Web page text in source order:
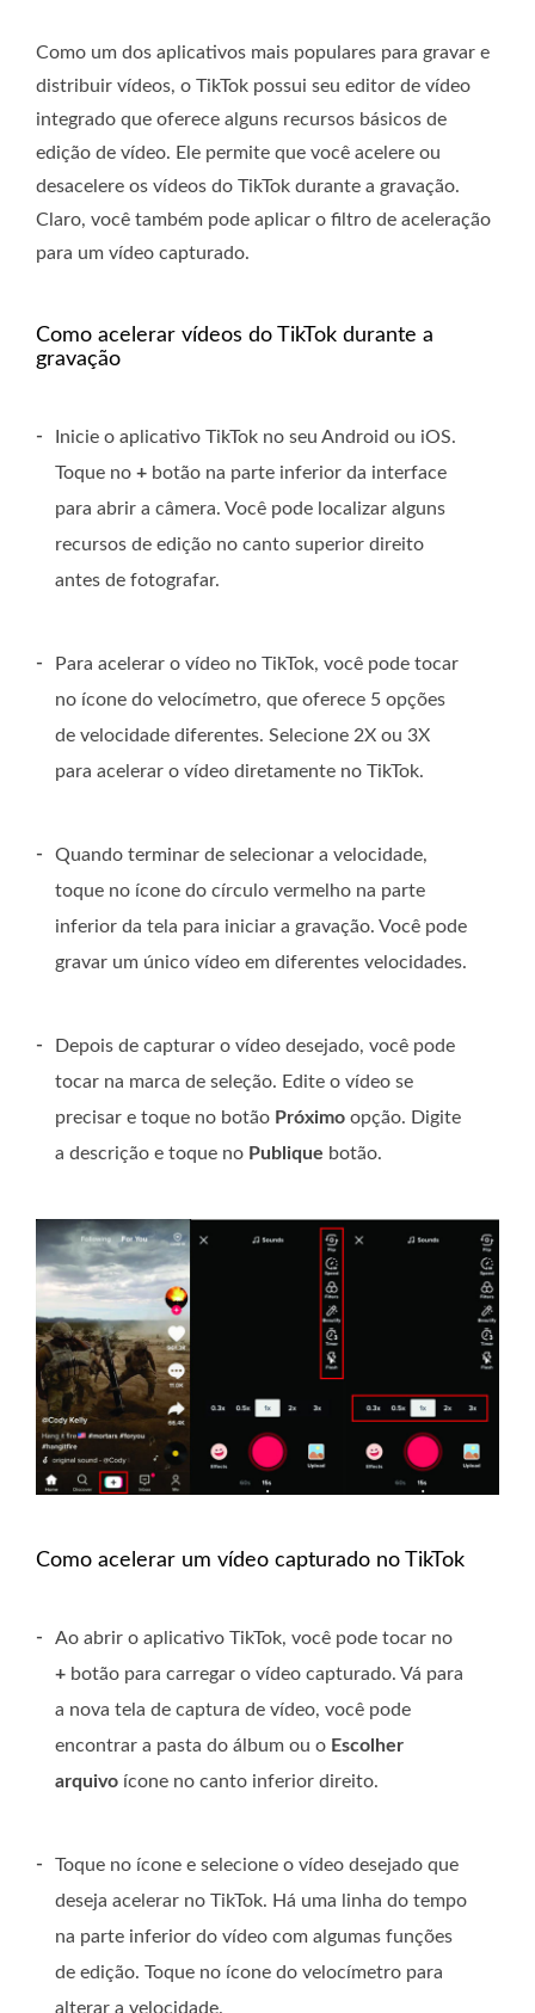
Como um dos aplicativos mais populares para gravar e
distribuir vídeos, o TikTok possui seu editor de vídeo
integrado que oferece alguns recursos básicos de
edição de vídeo. Ele permite que você acelere ou
desacelere os vídeos do TikTok durante a gravação.
Claro, você também pode aplicar o filtro de aceleração
para um vídeo capturado.
Como acelerar vídeos do TikTok durante a
gravação
-
Inicie o aplicativo TikTok no seu Android ou iOS.
Toque no + botão na parte inferior da interface
para abrir a câmera. Você pode localizar alguns
recursos de edição no canto superior direito
antes de fotografar.
-
Para acelerar o vídeo no TikTok, você pode tocar
no ícone do velocímetro, que oferece 5 opções
de velocidade diferentes. Selecione 2X ou 3X
para acelerar o vídeo diretamente no TikTok.
-
Quando terminar de selecionar a velocidade,
toque no ícone do círculo vermelho na parte
inferior da tela para iniciar a gravação. Você pode
gravar um único vídeo em diferentes velocidades.
-
Depois de capturar o vídeo desejado, você pode
tocar na marca de seleção. Edite o vídeo se
precisar e toque no botão Próximo opção. Digite
a descrição e toque no Publique botão.
Como acelerar um vídeo capturado no TikTok
-
Ao abrir o aplicativo TikTok, você pode tocar no
+ botão para carregar o vídeo capturado. Vá para
a nova tela de captura de vídeo, você pode
encontrar a pasta do álbum ou o Escolher
arquivo ícone no canto inferior direito.
-
Toque no ícone e selecione o vídeo desejado que
deseja acelerar no TikTok. Há uma linha do tempo
na parte inferior do vídeo com algumas funções
de edição. Toque no ícone do velocímetro para
alterar a velocidade.